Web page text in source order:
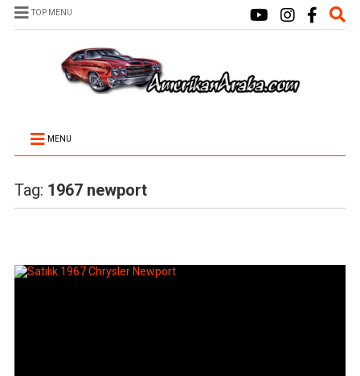
TOP MENU
MENU
Tag: 1967 newport